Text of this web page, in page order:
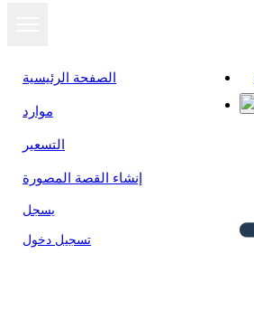
الصفحة الرئيسية
موارد
التسعير
إنشاء القصة المصورة
يسجل
تسجيل دخول